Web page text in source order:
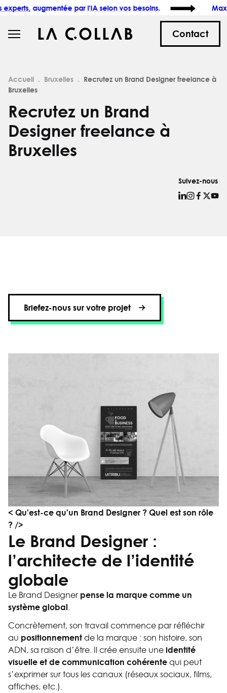
parl'IA selon vos besoins. Maximisez
Contact
Accueil Bruxelles
Recrutez un Brand Designer freelance à
Bruxelles
Recrutez un Brand
Designer freelance à
Bruxelles
Suivez-nous
Briefez-nous sur votre projet
< Qu'est-ce qu'un Brand Designer ? Quel est son rôle
? />
Le Brand Designer :
l’architecte de l’identité
globale
Le Brand Designer pense la marque comme un
système global.
Concrètement, son travail commence par réfléchir
au positionnementde la marque : son histoire, son
ADN, sa raison d’être. Il crée ensuite uneidentité
visuelle et de communication cohérentequi peut
s’exprimer sur tous les canaux (réseaux sociaux, films,
affiches, etc.).